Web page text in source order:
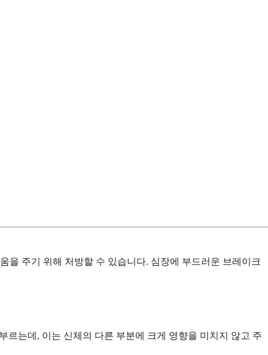
을 주기 위해 처방할 수 있습니다. 심장에 부드러운 브레이크
는데, 이는 신체의 다른 부분에 크게 영향을 미치지 않고 주